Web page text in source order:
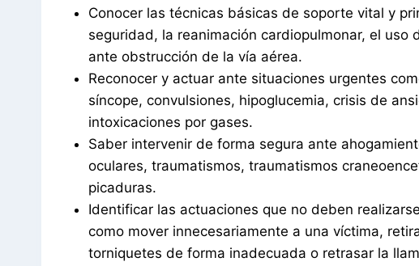
Conocer las técnicas básicas de soporte vital y
seguridad, la reanimación cardiopulmonar, el
ante obstrucción de la vía aérea.
Reconocer y actuar ante situaciones urgentes
síncope, convulsiones, hipoglucemia, crisis de
intoxicaciones por gases.
Saber intervenir de forma segura ante
oculares, traumatismos, traumatismos
picaduras.
Identificar las actuaciones que no deben
como mover innecesariamente a una víctima,
torniquetes de forma inadecuada o retrasar la